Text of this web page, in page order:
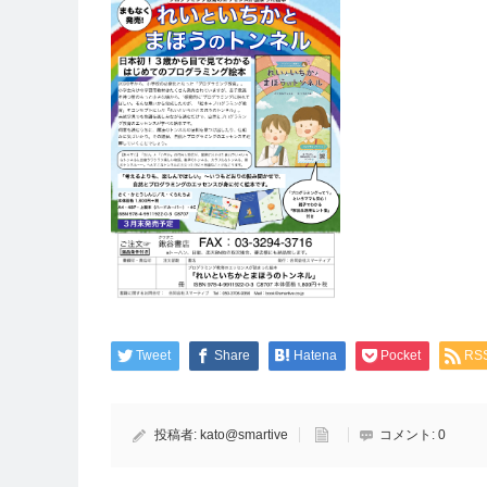
Tweet Share Hatena Pocket
投稿者: kato@smartive コメント: 0